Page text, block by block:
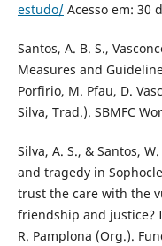
estudo/Acesso em: 30
Santos, A. B. S.,
Measures and
Porfirio, M. Pfau, D.
Silva, Trad.). SBMFC
Silva, A. S., & Santos,
and tragedy in
trust the care with the
friendship and justice?
R. Pamplona (Org.).